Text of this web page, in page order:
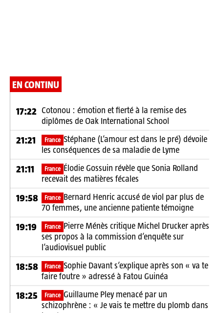
EN CONTINU
17:22 Cotonou : émotion et fierté à la remise des
diplômes de Oak International School
21:21 France Stéphane (L’amour est dans le pré) dévoile
les conséquences de sa maladie de Lyme
21:11 France Élodie Gossuin révèle que Sonia Rolland
recevait des matières fécales
19:58 France Bernard Henric accusé de viol par plus de
70 femmes, une ancienne patiente témoigne
19:19 France Pierre Ménès critique Michel Drucker après
ses propos à la commission d’enquête sur
l’audiovisuel public
18:58 France Sophie Davant s’explique après son « va te
faire foutre » adressé à Fatou Guinéa
18:25 France Guillaume Pley menacé par un
schizophrène : « Je vais te mettre du plomb dans